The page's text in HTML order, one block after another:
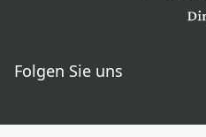
Folgen Sie uns